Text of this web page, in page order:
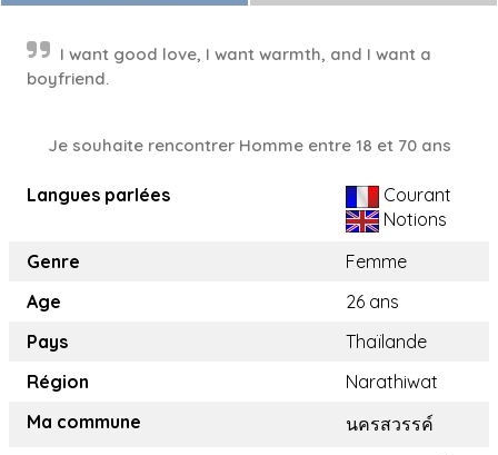
I want good love, I want warmth, and I want a
boyfriend.
Je souhaite rencontrer Homme entre 18 et 70 ans
Langues parlées
Courant
Notions
Genre
Femme
Age
26 ans
Pays
Thaïlande
Région
Narathiwat
Ma commune
นครสวรรค์